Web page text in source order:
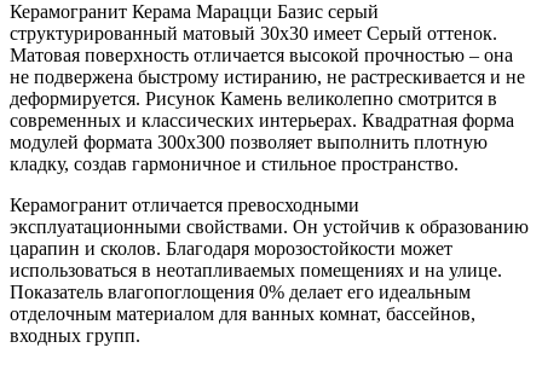
Керамогранит Керама Марацци Базис серый
структурированный матовый 30x30 имеет Серый оттенок.
Матовая поверхность отличается высокой прочностью – она
не подвержена быстрому истиранию, не растрескивается и не
деформируется. Рисунок Камень великолепно смотрится в
современных и классических интерьерах. Квадратная форма
модулей формата 300x300 позволяет выполнить плотную
кладку, создав гармоничное и стильное пространство.
Керамогранит отличается превосходными
эксплуатационными свойствами. Он устойчив к образованию
царапин и сколов. Благодаря морозостойкости может
использоваться в неотапливаемых помещениях и на улице.
Показатель влагопоглощения 0% делает его идеальным
отделочным материалом для ванных комнат, бассейнов,
входных групп.